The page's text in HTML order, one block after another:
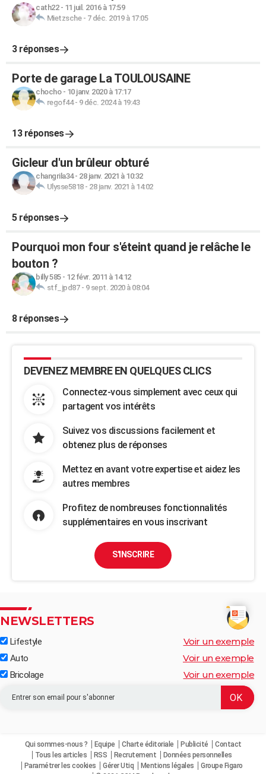
cath22- 11 juil. 2016 à 17:59
Mietzsche- 7 déc. 2019 à 17:05
3 réponses
Porte de garage La TOULOUSAINE
chocho- 10 janv. 2020 à 17:17
regof44- 9 déc. 2024 à 19:43
13 réponses
Gicleur d'un brûleur obturé
changrila34- 28 janv. 2021 à 10:32
Ulysse5818- 28 janv. 2021 à 14:02
5 réponses
Pourquoi mon four s'éteint quand je relâche le
bouton ?
billy 585- 12 févr. 2011 à 14:12
stf_jpd87- 9 sept. 2020 à 08:04
8 réponses
DEVENEZ MEMBRE EN QUELQUES CLICS
Connectez-vous simplement avec ceux qui
partagent vos intérêts
Suivez vos discussions facilement et
obtenez plus de réponses
Mettez en avant votre expertise et aidez les
autres membres
Profitez de nombreuses fonctionnalités
supplémentaires en vous inscrivant
S'INSCRIRE
NEWSLETTERS
Lifestyle Voir un exemple
Auto Voir un exemple
Bricolage Voir un exemple
Qui sommes-nous ? Equipe Charte éditoriale Publicité
Contact
Tous les articles
RSS Recrutement
Données personnelles
Paramétrer les cookies
Gérer Utiq Mentions légales
Groupe Figaro